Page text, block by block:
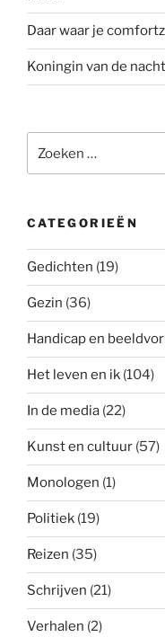
Daar waar je
Koningin van de nacht
naar:
CATEGORIEËN
Gedichten (19)
Gezin (36)
Handicap en
Het leven en ik (104)
In de media (22)
Kunst en cultuur (57)
Monologen (1)
Politiek (19)
Reizen (35)
Schrijven (21)
Verhalen (2)